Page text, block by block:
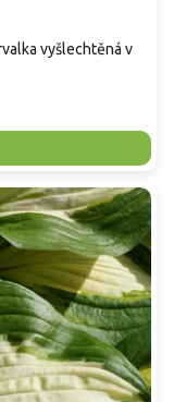
vyšlechtěná v